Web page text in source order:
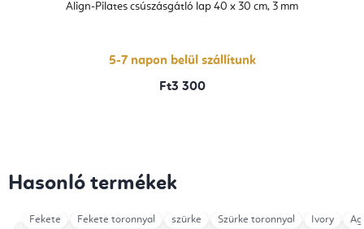
Align-Pilates csúszásgátló lap 40 x 30 cm, 3 mm
5-7 napon belül szállítunk
Ft3 300
Hasonló termékek
Fekete Fekete toronnyal szürke Szürke toronnyal Ivory